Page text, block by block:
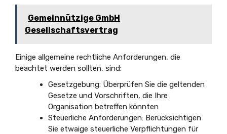
Gemeinnützige GmbH
Gesellschaftsvertrag
Einige allgemeine rechtliche Anforderungen, die
beachtet werden sollten, sind:
Gesetzgebung: Überprüfen Sie die geltenden
Gesetze und Vorschriften, die Ihre
Organisation betreffen könnten
Steuerliche Anforderungen: Berücksichtigen
Sie etwaige steuerliche Verpflichtungen für